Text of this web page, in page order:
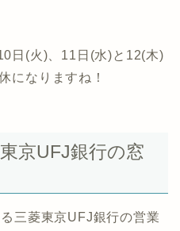
日(火)、11日(水)と12(木)
になりますね！
京UFJ銀行の窓
三菱東京UFJ銀行の営業